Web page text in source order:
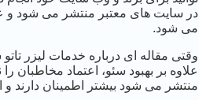
در سایت های معتبر منتشر می شود و
می شود.
وقتی مقاله ای درباره خدمات لیزر
علاوه بر بهبود سئو، اعتماد مخاطبان
منتشر می شود بیشتر اطمینان دارند و